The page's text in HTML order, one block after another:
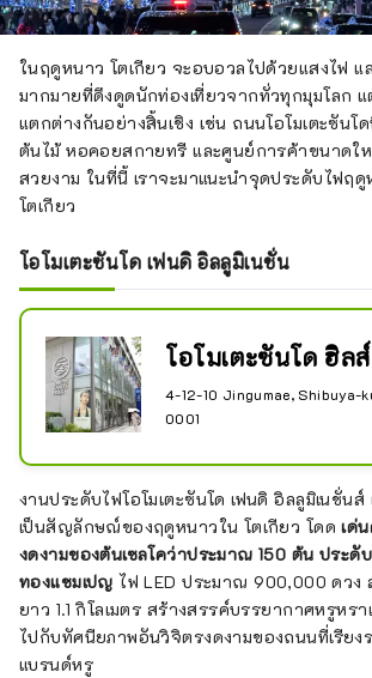
ในฤดูหนาว โตเกียว จะอบอวลไปด้วยแสงไฟ แ
มากมายที่ดึงดูดนักท่องเที่ยวจากทั่วทุกมุมโลก
แตกต่างกันอย่างสิ้นเชิง เช่น ถนนโอโมเตะซันโ
ต้นไม้ หอคอยสกายทรี และศูนย์การค้าขนาดใ
สวยงาม ในที่นี้ เราจะมาแนะนำจุดประดับไฟฤ
โตเกียว
โอโมเตะซันโด เฟนดิ อิลลูมิเนชั่น
โอโมเตะซันโด ฮิลส์
4-12-10 Jingumae, Shibuya-
0001
งานประดับไฟโอโมเตะซันโด เฟนดิ อิลลูมิเนชั่น
เป็นสัญลักษณ์ของฤดูหนาวใน โตเกียว โดดเด่
งดงามของต้นเซลโคว่าประมาณ 150 ต้น ประดั
ทองแชมเปญ ไฟ LED ประมาณ 900,000 ดวง
ยาว 1.1 กิโลเมตร สร้างสรรค์บรรยากาศหรูหร
ไปกับทัศนียภาพอันวิจิตรงดงามของถนนที่เรียง
แบรนด์หรู